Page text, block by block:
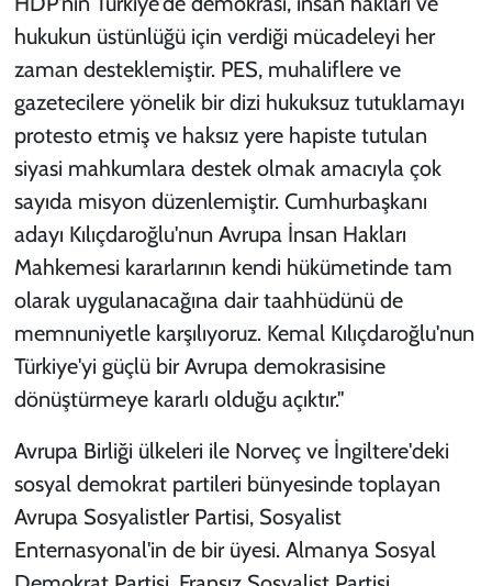
hukukun üstünlüğü için verdiği mücadeleyi her
zaman desteklemiştir. PES, muhaliflere ve
gazetecilere yönelik bir dizi hukuksuz tutuklamayı
protesto etmiş ve haksız yere hapiste tutulan
siyasi mahkumlara destek olmak amacıyla çok
sayıda misyon düzenlemiştir. Cumhurbaşkanı
adayı Kılıçdaroğlu'nun Avrupa İnsan Hakları
Mahkemesi kararlarının kendi hükümetinde tam
olarak uygulanacağına dair taahhüdünü de
memnuniyetle karşılıyoruz. Kemal Kılıçdaroğlu'nun
Türkiye'yi güçlü bir Avrupa demokrasisine
dönüştürmeye kararlı olduğu açıktır."
Avrupa Birliği ülkeleri ile Norveç ve İngiltere'deki
sosyal demokrat partileri bünyesinde toplayan
Avrupa Sosyalistler Partisi, Sosyalist
Enternasyonal'in de bir üyesi. Almanya Sosyal